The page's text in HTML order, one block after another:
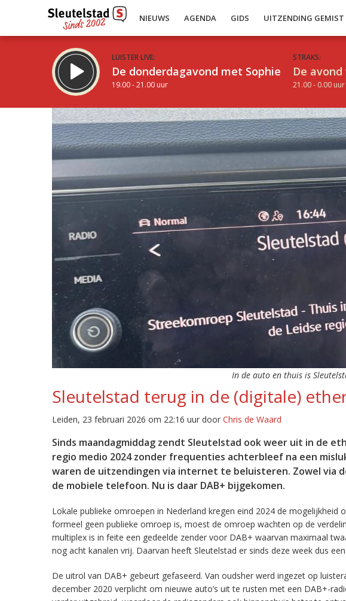
NIEUWS AGENDA GIDS UITZENDING GEMIST
LUISTER LIVE:
De donderdagavond met Sophie
19.00 - 21.00 uur
STRAKS:
De
21.00 - 0.00 uur
In de auto en thuis is
Sleutelstad terug in de (digitale)
Leiden, 23 februari 2026 om 22:16 uur door Chris de Waard
Sinds maandagmiddag zendt Sleutelstad ook weer uit in de
regio medio 2024 zonder frequenties achterbleef na een
waren de uitzendingen via internet te beluisteren. Zowel via
de mobiele telefoon. Nu is daar DAB+ bijgekomen.
Lokale publieke omroepen in Nederland kregen eind 2024 de mogelijkheid
formeel geen publieke omroep is, moest de omroep wachten op de
multiplex is in feite een gedeelde zender voor DAB+ waarvan maximaal
nog acht kanalen vrij. Daarvan heeft Sleutelstad er sinds deze week dus
De uitrol van DAB+ gebeurt gefaseerd. Van oudsher werd ingezet op
december 2020 verplicht om nieuwe auto’s uit te rusten met een DAB+-